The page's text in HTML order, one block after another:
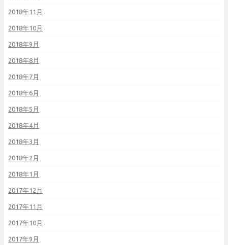
2018年11月
2018年10月
2018年9月
2018年8月
2018年7月
2018年6月
2018年5月
2018年4月
2018年3月
2018年2月
2018年1月
2017年12月
2017年11月
2017年10月
2017年9月